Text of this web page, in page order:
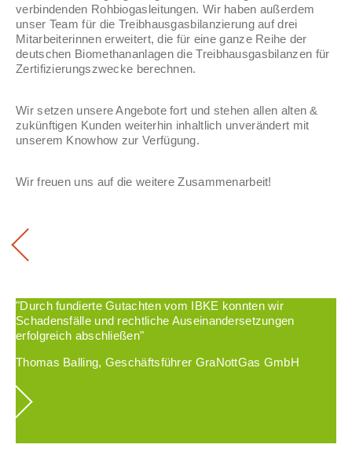
verbindenden Rohbiogasleitungen. Wir haben außerdem
unser Team für die Treibhausgasbilanzierung auf drei
Mitarbeiterinnen erweitert, die für eine ganze Reihe der
deutschen Biomethananlagen die Treibhausgasbilanzen für
Zertifizierungszwecke berechnen.
Wir setzen unsere Angebote fort und stehen allen alten &
zukünftigen Kunden weiterhin inhaltlich unverändert mit
unserem Knowhow zur Verfügung.
Wir freuen uns auf die weitere Zusammenarbeit!
"Durch fundierte Gutachten vom IBKE konnten wir
Schadensfälle und rechtliche Auseinandersetzungen
erfolgreich abschließen"
Thomas Balling, Geschäftsführer GraNottGas GmbH